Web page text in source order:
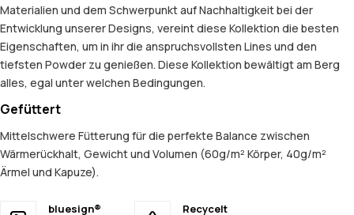
Materialien und dem Schwerpunkt auf Nachhaltigkeit bei der
Entwicklung unserer Designs, vereint diese Kollektion die besten
Eigenschaften, um in ihr die anspruchsvollsten Lines und den
tiefsten Powder zu genießen. Diese Kollektion bewältigt am Berg
alles, egal unter welchen Bedingungen.
Gefüttert
Mittelschwere Fütterung für die perfekte Balance zwischen
Wärmerückhalt, Gewicht und Volumen (60g/m² Körper, 40g/m²
Ärmel und Kapuze).
bluesign® Recycelt